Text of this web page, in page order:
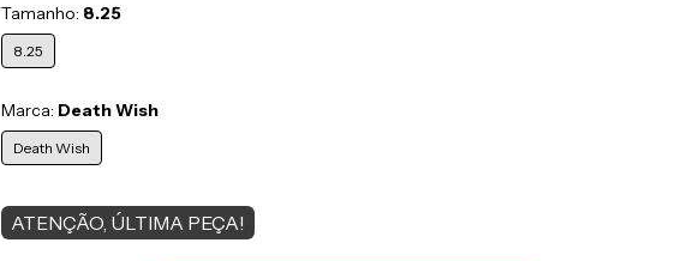
Tamanho: 8.25
8.25
Marca: Death Wish
Death Wish
ATENÇÃO, ÚLTIMA PEÇA!